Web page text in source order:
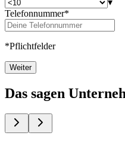
▾
Telefonnummer*
*Pflichtfelder
Weiter
Das sagen